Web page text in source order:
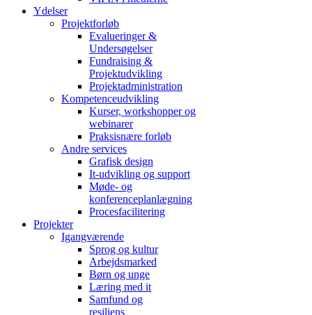
Ydelser
Projektforløb
Evalueringer &
Undersøgelser
Fundraising &
Projektudvikling
Projektadministration
Kompetenceudvikling
Kurser, workshopper og
webinarer
Praksisnære forløb
Andre services
Grafisk design
It-udvikling og support
Møde- og
konferenceplanlægning
Procesfacilitering
Projekter
Igangværende
Sprog og kultur
Arbejdsmarked
Børn og unge
Læring med it
Samfund og
resiliens